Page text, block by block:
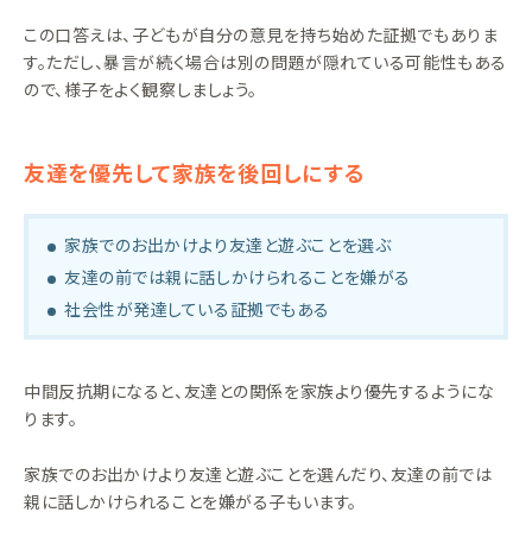
この口答えは、子どもが自分の意見を持ち始めた証拠でもありま
す。ただし、暴言が続く場合は別の問題が隠れている可能性もある
ので、様子をよく観察しましょう。
友達を優先して家族を後回しにする
家族でのお出かけより友達と遊ぶことを選ぶ
友達の前では親に話しかけられることを嫌がる
社会性が発達している証拠でもある
中間反抗期になると、友達との関係を家族より優先するようにな
ります。
家族でのお出かけより友達と遊ぶことを選んだり、友達の前では
親に話しかけられることを嫌がる子もいます。